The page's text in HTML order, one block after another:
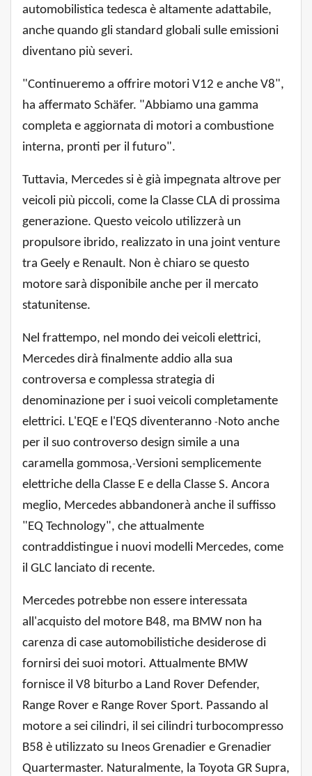
automobilistica tedesca è altamente adattabile,
anche quando gli standard globali sulle emissioni
diventano più severi.
"Continueremo a offrire motori V12 e anche V8",
ha affermato Schäfer. "Abbiamo una gamma
completa e aggiornata di motori a combustione
interna, pronti per il futuro".
Tuttavia, Mercedes si è già impegnata altrove per
veicoli più piccoli, come la Classe CLA di prossima
generazione. Questo veicolo utilizzerà un
propulsore ibrido, realizzato in una joint venture
tra Geely e Renault. Non è chiaro se questo
motore sarà disponibile anche per il mercato
statunitense.
Nel frattempo, nel mondo dei veicoli elettrici,
Mercedes dirà finalmente addio alla sua
controversa e complessa strategia di
denominazione per i suoi veicoli completamente
elettrici. L'EQE e l'EQS diventeranno - Noto anche
per il suo controverso design simile a una
caramella gommosa,-Versioni semplicemente
elettriche della Classe E e della Classe S. Ancora
meglio, Mercedes abbandonerà anche il suffisso
"EQ Technology", che attualmente
contraddistingue i nuovi modelli Mercedes, come
il GLC lanciato di recente.
Mercedes potrebbe non essere interessata
all'acquisto del motore B48, ma BMW non ha
carenza di case automobilistiche desiderose di
fornirsi dei suoi motori. Attualmente BMW
fornisce il V8 biturbo a Land Rover Defender,
Range Rover e Range Rover Sport. Passando al
motore a sei cilindri, il sei cilindri turbocompresso
B58 è utilizzato su Ineos Grenadier e Grenadier
Quartermaster. Naturalmente, la Toyota GR Supra,